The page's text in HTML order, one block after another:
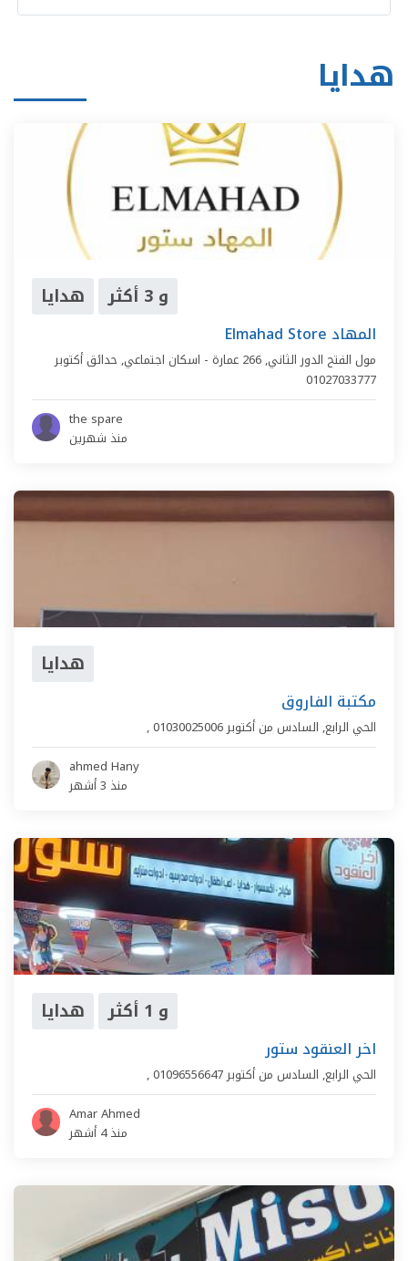
هدايا
هدايا و 3 أكثر
Elmahad Store المهاد
مول الفتح الدور الثاني,266 عمارة - اسكان اجتماعي , حدائق أكتوبر
01027033777
the spare
منذ شهرين
هدايا
مكتبة الفاروق
, الحي الرابع, السادس من أكتوبر01030025006
ahmed Hany
منذ 3 أشهر
هدايا و 1 أكثر
اخر العنقود ستور
, الحي الرابع, السادس من أكتوبر01096556647
Amar Ahmed
منذ 4 أشهر